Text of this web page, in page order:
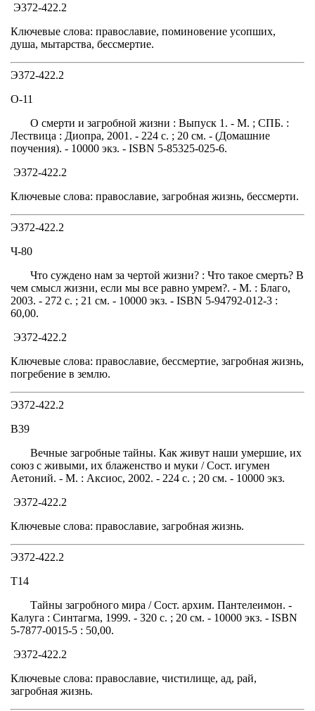
Э372-422.2
Ключевые слова: православие, поминовение усопших,
душа, мытарства, бессмертие.
Э372-422.2
О-11
О смерти и загробной жизни : Выпуск 1. - М. ; СПБ. :
Лествица : Диопра, 2001. - 224 с. ; 20 см. - (Домашние
поучения). - 10000 экз. - ISBN 5-85325-025-6.
Э372-422.2
Ключевые слова: православие, загробная жизнь, бессмерти.
Э372-422.2
Ч-80
Что суждено нам за чертой жизни? : Что такое смерть? В
чем смысл жизни, если мы все равно умрем?. - М. : Благо,
2003. - 272 с. ; 21 см. - 10000 экз. - ISBN 5-94792-012-3 :
60,00.
Э372-422.2
Ключевые слова: православие, бессмертие, загробная жизнь,
погребение в землю.
Э372-422.2
В39
Вечные загробные тайны. Как живут наши умершие, их
союз с живыми, их блаженство и муки / Сост. игумен
Аетоний. - М. : Аксиос, 2002. - 224 с. ; 20 см. - 10000 экз.
Э372-422.2
Ключевые слова: православие, загробная жизнь.
Э372-422.2
Т14
Тайны загробного мира / Сост. архим. Пантелеимон. -
Калуга : Синтагма, 1999. - 320 с. ; 20 см. - 10000 экз. - ISBN
5-7877-0015-5 : 50,00.
Э372-422.2
Ключевые слова: православие, чистилище, ад, рай,
загробная жизнь.